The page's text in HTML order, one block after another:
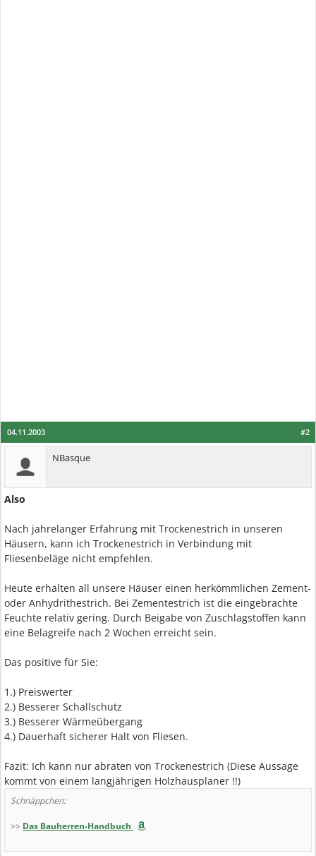
#2
04.11.2003
NBasque
Also
Nach jahrelanger Erfahrung mit Trockenestrich in unseren
Häusern, kann ich Trockenestrich in Verbindung mit
Fliesenbeläge nicht empfehlen.
Heute erhalten all unsere Häuser einen herkömmlichen Zement-
oder Anhydrithestrich. Bei Zementestrich ist die eingebrachte
Feuchte relativ gering. Durch Beigabe von Zuschlagstoffen kann
eine Belagreife nach 2 Wochen erreicht sein.
Das positive für Sie:
1.) Preiswerter
2.) Besserer Schallschutz
3.) Besserer Wärmeübergang
4.) Dauerhaft sicherer Halt von Fliesen.
Fazit: Ich kann nur abraten von Trockenestrich (Diese Aussage
kommt von einem langjährigen Holzhausplaner !!)
Schnäppchen:
>> Das Bauherren-Handbuch